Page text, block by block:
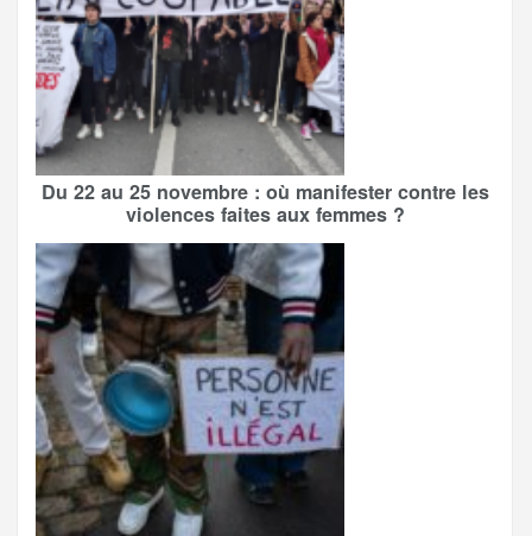
Du 22 au 25 novembre : où manifester contre les
violences faites aux femmes ?